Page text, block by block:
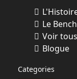
leurs
sociétés
associées,
de
produits
Le
Voir
Blogue
Categories